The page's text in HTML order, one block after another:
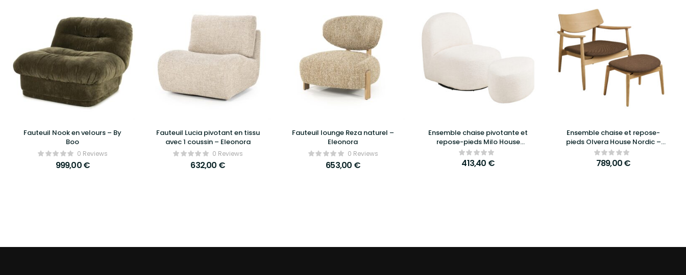
Fauteuil Nook en velours – By
Boo
0 Reviews
999,00€
Fauteuil Lucia pivotant en tissu
avec 1 coussin – Eleonora
0 Reviews
632,00 €
Fauteuil lounge Reza naturel –
Eleonora
0 Reviews
653,00 €
Ensemble chaise pivotante et
repose-pieds Milo House
Nordic – Confort scandinave
et design contemporain
413,40 €
Ensemble chaise et repose-
pieds Olvera House Nordic –
Élégance scandinave et
confort moderne
789,00€